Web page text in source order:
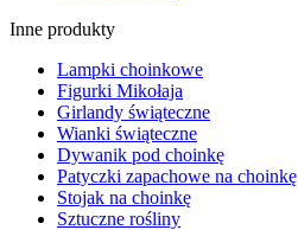
Inne produkty
Lampki choinkowe
Figurki Mikołaja
Girlandy świąteczne
Wianki świąteczne
Dywanik pod choinkę
Patyczki zapachowe na choinkę
Stojak na choinkę
Sztuczne rośliny